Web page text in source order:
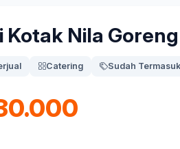
Kotak Nila Goreng
Catering Sudah